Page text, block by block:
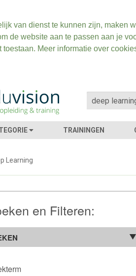
van dienst te kunnen zijn, maken
de website aan te passen aan je
Meer informatie over
TRAININGEN
Learning
en Filteren: